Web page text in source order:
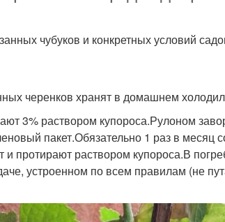
чубуков и конкретных условий
черенков хранят в домашнем
3% раствором купороса.Рулоном
пакет.Обязательно 1 раз в месяц
протирают раствором купороса.В
устроенном по всем правилам (не